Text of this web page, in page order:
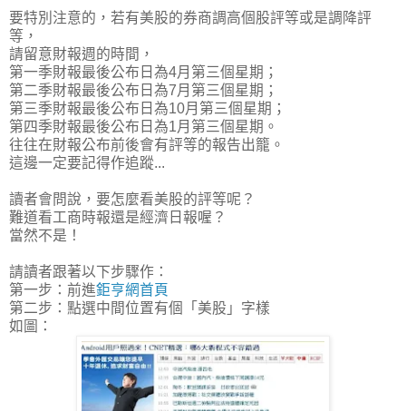
要特別注意的，若有美股的券商調高個股評等或是調降評
等，
請留意財報週的時間，
第一季財報最後公布日為4月第三個星期；
第二季財報最後公布日為7月第三個星期；
第三季財報最後公布日為10月第三個星期；
第四季財報最後公布日為1月第三個星期。
往往在財報公布前後會有評等的報告出籠。
這邊一定要記得作追蹤...
讀者會問說，要怎麼看美股的評等呢？
難道看工商時報還是經濟日報喔？
當然不是！
請讀者跟著以下步驟作：
第一步：前進鉅亨網首頁
第二步：點選中間位置有個「美股」字樣
如圖：